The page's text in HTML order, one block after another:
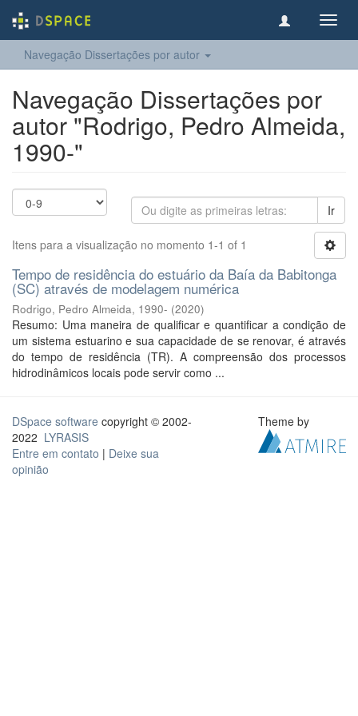
Navegação Dissertações por autor
Navegação Dissertações por
autor "Rodrigo, Pedro Almeida,
1990-"
Ir
Itens para a visualização no momento 1-1 of 1
Tempo de residência do estuário da Baía da Babitonga
(SC) através de modelagem numérica
Rodrigo, Pedro Almeida, 1990- (2020)
Resumo: Uma maneira de qualificar e quantificar a condição de
um sistema estuarino e sua capacidade de se renovar, é através
do tempo de residência (TR). A compreensão dos processos
hidrodinâmicos locais pode servir como ...
DSpace software copyright © 2002-
2022 LYRASIS
Entre em contato | Deixe sua
opinião
Theme by